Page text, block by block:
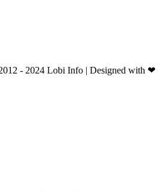
- 2024 Lobi Info | Designed with ❤